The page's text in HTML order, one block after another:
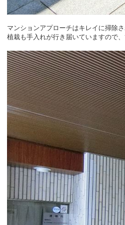
マンションアプローチはキレイに掃除
植栽も手入れが行き届いていますので、